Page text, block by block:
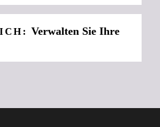
Verwalten Sie Ihre